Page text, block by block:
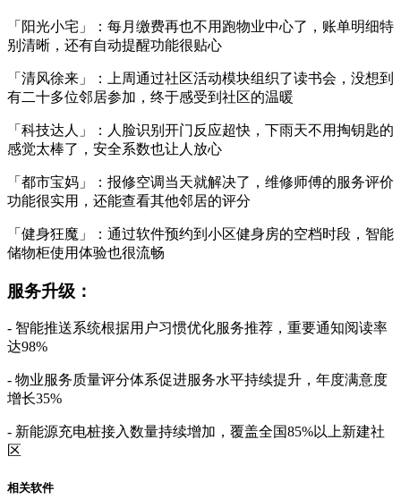
「阳光小宅」：每月缴费再也不用跑物业中心了，账单明细特
别清晰，还有自动提醒功能很贴心
「清风徐来」：上周通过社区活动模块组织了读书会，没想到
有二十多位邻居参加，终于感受到社区的温暖
「科技达人」：人脸识别开门反应超快，下雨天不用掏钥匙的
感觉太棒了，安全系数也让人放心
「都市宝妈」：报修空调当天就解决了，维修师傅的服务评价
功能很实用，还能查看其他邻居的评分
「健身狂魔」：通过软件预约到小区健身房的空档时段，智能
储物柜使用体验也很流畅
服务升级：
- 智能推送系统根据用户习惯优化服务推荐，重要通知阅读率
达98%
- 物业服务质量评分体系促进服务水平持续提升，年度满意度
增长35%
- 新能源充电桩接入数量持续增加，覆盖全国85%以上新建社
区
相关软件